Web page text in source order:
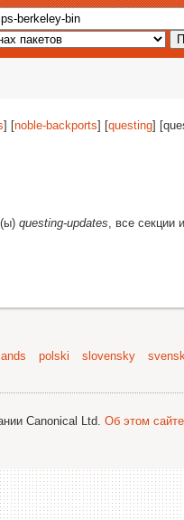
] [noble-backports] [questing]
questing-updates, все секции
polski slovensky
Canonical Ltd. Об этом сайте